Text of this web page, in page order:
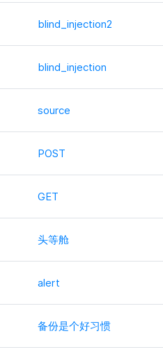
blind_injection2
blind_injection
source
POST
GET
头等舱
alert
备份是个好习惯